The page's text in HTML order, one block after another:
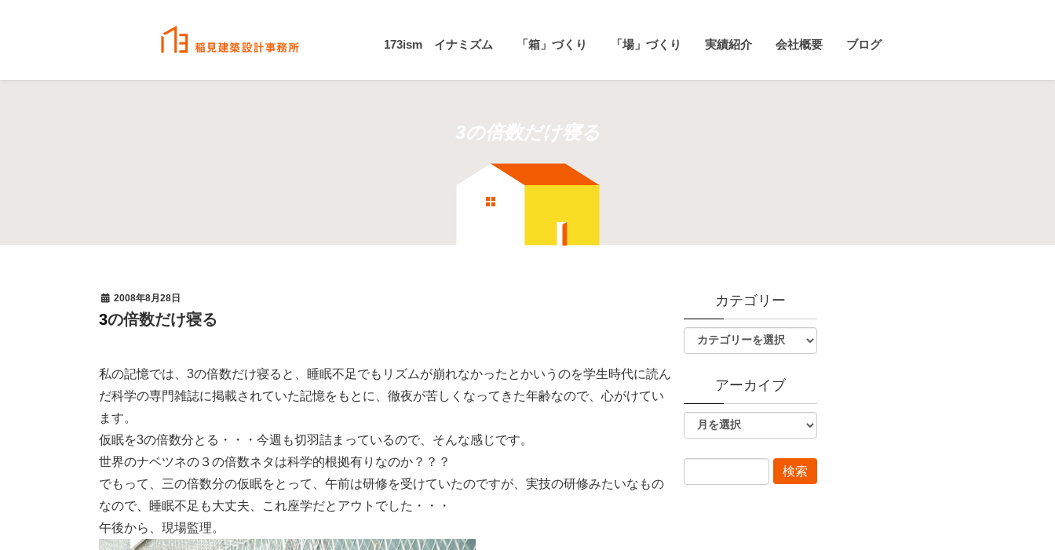
173ism イナミズム 「箱」づくり 「場」づくり 実績紹介 会社概要 ブログ
3の倍数だけ寝る
2008年8月28日
3の倍数だけ寝る
私の記憶では、3の倍数だけ寝ると、睡眠不足でもリズムが崩れなかったとかいうのを学生時代に読ん
だ科学の専門雑誌に掲載されていた記憶をもとに、徹夜が苦しくなってきた年齢なので、心がけてい
ます。
仮眠を3の倍数分とる・・・今週も切羽詰まっているので、そんな感じです。
世界のナベツネの３の倍数ネタは科学的根拠有りなのか？？？
でもって、三の倍数分の仮眠をとって、午前は研修を受けていたのですが、実技の研修みたいなもの
なので、睡眠不足も大丈夫、これ座学だとアウトでした・・・
午後から、現場監理。
カテゴリー
アーカイブ